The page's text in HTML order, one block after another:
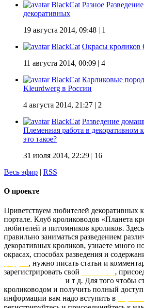
BlackCat Разное
декоративных
19 августа 2014, 09:48 | 1
BlackCat Окрасы кроликов
11 августа 2014, 00:09 | 4
BlackCat Карликовые
Kleurdwerg в России
4 августа 2014, 21:27 | 2
BlackCat Разведение
Племенная работа в декоративном
это такое?
31 июля 2014, 22:29 | 16
Весь эфир | RSS
О проекте
Приветствуем любителей декоративных
портале. Клуб кролиководов «Планета
любителей и питомников кроликов.
правильно заниматься разведением
декоративных кроликов, узнаете много
окрасах, способах разведения и
, нужно писать статьи и
зарегистрировать свой
,
и т д. Для того чтобы
кролиководом и получить полный
информации вам надо вступить в